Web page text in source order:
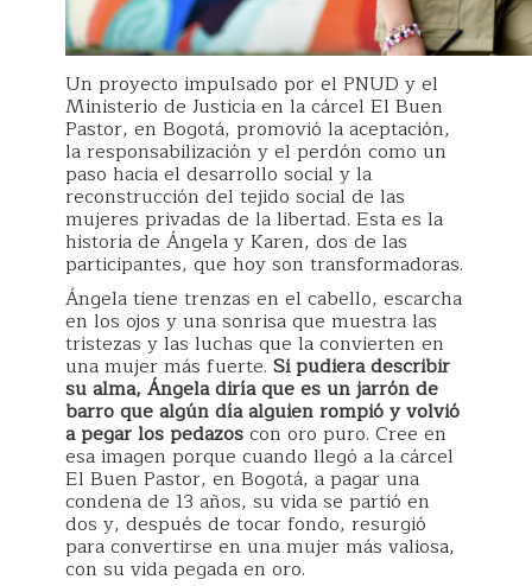
Un proyecto impulsado por el PNUD y el
Ministerio de Justicia en la cárcel El Buen
Pastor, en Bogotá, promovió la aceptación,
la responsabilización y el perdón como un
paso hacia el desarrollo social y la
reconstrucción del tejido social de las
mujeres privadas de la libertad. Esta es la
historia de Ángela y Karen, dos de las
participantes, que hoy son transformadoras.
Ángela tiene trenzas en el cabello, escarcha
en los ojos y una sonrisa que muestra las
tristezas y las luchas que la convierten en
una mujer más fuerte. Si pudiera describir
su alma, Ángela diría que es un jarrón de
barro que algún día alguien rompió y volvió
a pegar los pedazoscon oro puro. Cree en
esa imagen porque cuando llegó a la cárcel
El Buen Pastor, en Bogotá, a pagar una
condena de 13 años, su vida se partió en
dos y, después de tocar fondo, resurgió
para convertirse en una mujer más valiosa,
con su vida pegada en oro.